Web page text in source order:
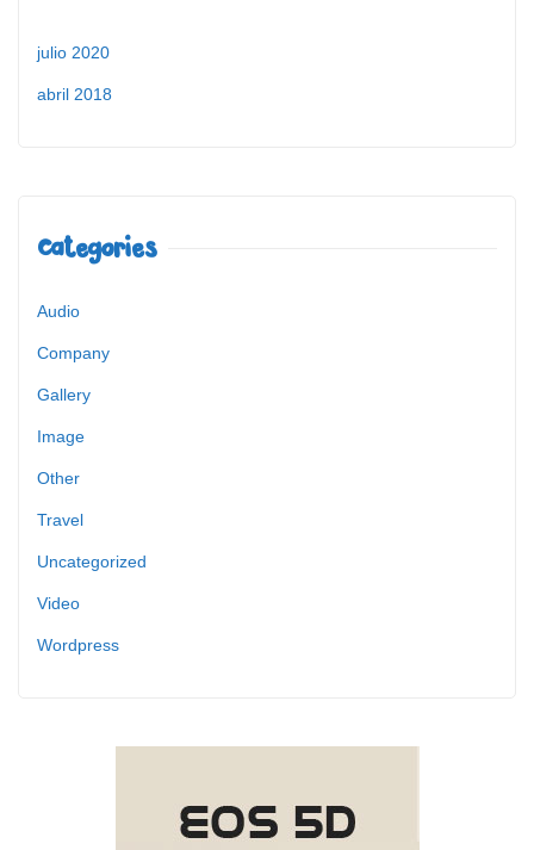
julio 2020
abril 2018
Categories
Audio
Company
Gallery
Image
Other
Travel
Uncategorized
Video
Wordpress